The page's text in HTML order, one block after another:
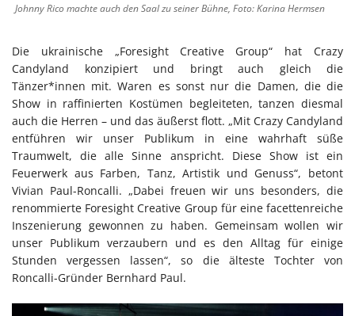
Johnny Rico machte auch den Saal zu seiner Bühne, Foto: Karina Hermsen
Die ukrainische „Foresight Creative Group“ hat Crazy
Candyland konzipiert und bringt auch gleich die
Tänzer*innen mit. Waren es sonst nur die Damen, die die
Show in raffinierten Kostümen begleiteten, tanzen diesmal
auch die Herren – und das äußerst flott. „Mit Crazy Candyland
entführen wir unser Publikum in eine wahrhaft süße
Traumwelt, die alle Sinne anspricht. Diese Show ist ein
Feuerwerk aus Farben, Tanz, Artistik und Genuss“, betont
Vivian Paul-Roncalli. „Dabei freuen wir uns besonders, die
renommierte Foresight Creative Group für eine facettenreiche
Inszenierung gewonnen zu haben. Gemeinsam wollen wir
unser Publikum verzaubern und es den Alltag für einige
Stunden vergessen lassen“, so die älteste Tochter von
Roncalli-Gründer Bernhard Paul.